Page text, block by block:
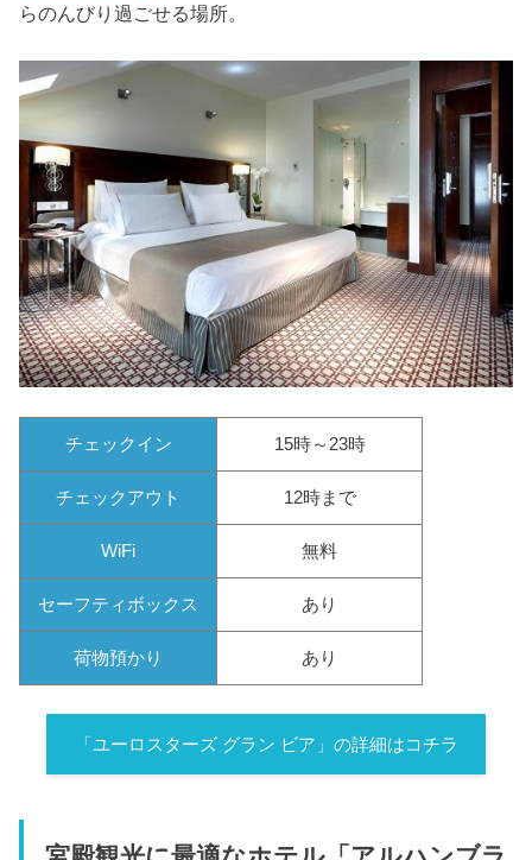
らのんびり過ごせる場所。
チェックイン 15時～23時
チェックアウト 12時まで
WiFi 無料
セーフティボックス あり
荷物預かり あり
「ユーロスターズ グラン ビア」の詳細はコチラ